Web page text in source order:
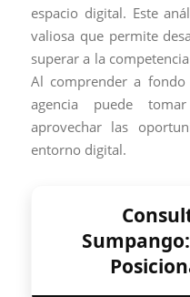
espacio digital. Este
valiosa que permite
superar a la
Al comprender a
agencia puede
aprovechar las
entorno digital.